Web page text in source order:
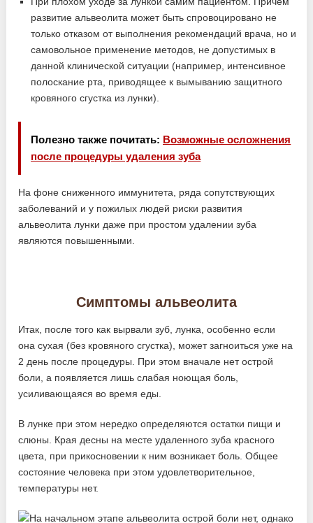
развитие альвеолита может быть спровоцировано не
только отказом от выполнения рекомендаций врача, но и
самовольное применение методов, не допустимых в
данной клинической ситуации (например, интенсивное
полоскание рта, приводящее к вымыванию защитного
кровяного сгустка из лунки).
Полезно также почитать: Возможные осложнения
после процедуры удаления зуба
На фоне сниженного иммунитета, ряда сопутствующих
заболеваний и у пожилых людей риски развития
альвеолита лунки даже при простом удалении зуба
являются повышенными.
Симптомы альвеолита
Итак, после того как вырвали зуб, лунка, особенно если
она сухая (без кровяного сгустка), может загноиться уже на
2 день после процедуры. При этом вначале нет острой
боли, а появляется лишь слабая ноющая боль,
усиливающаяся во время еды.
В лунке при этом нередко определяются остатки пищи и
слюны. Края десны на месте удаленного зуба красного
цвета, при прикосновении к ним возникает боль. Общее
состояние человека при этом удовлетворительное,
температуры нет.